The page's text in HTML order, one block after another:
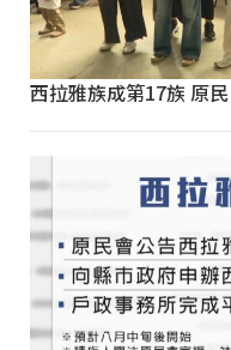
西拉雅族成第17族 原